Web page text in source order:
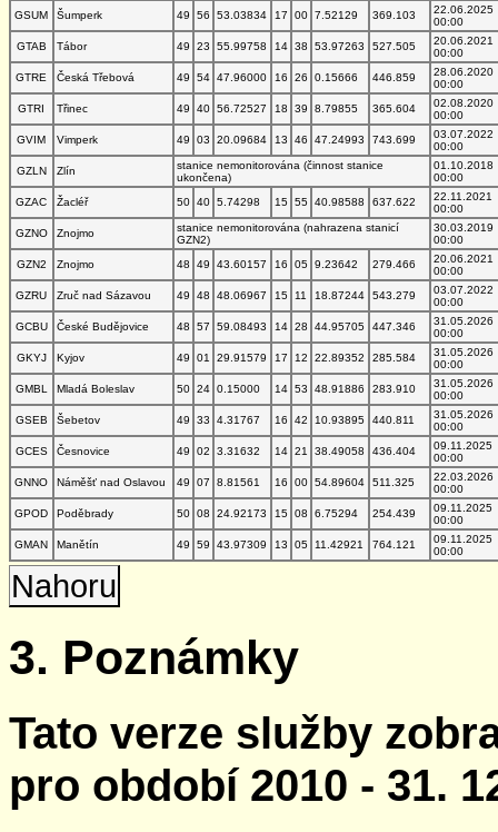
GSUM
Šumperk 49 56 53.03834 17 00 7.52129 369.103
22.06.2025
00:00
GTAB
Tábor 49 23 55.99758 14 38 53.97263 527.505
20.06.2021
00:00
GTRE
Česká Třebová 49 54 47.96000 16 26 0.15666 446.859
28.06.2020
00:00
GTRI
Třinec 49 40 56.72527 18 39 8.79855 365.604
02.08.2020
00:00
GVIM
Vimperk 49 03 20.09684 13 46 47.24993 743.699
03.07.2022
00:00
GZLN
Zlín
stanice nemonitorována (činnost stanice
ukončena)
01.10.2018
00:00
GZAC
Žacléř 50 40 5.74298 15 55 40.98588 637.622
22.11.2021
00:00
GZNO
Znojmo
stanice nemonitorována (nahrazena stanicí
GZN2)
30.03.2019
00:00
GZN2
Znojmo 48 49 43.60157 16 05 9.23642 279.466
20.06.2021
00:00
GZRU
Zruč nad Sázavou 49 48 48.06967 15 11 18.87244 543.279
03.07.2022
00:00
GCBU
České Budějovice 48 57 59.08493 14 28 44.95705 447.346
31.05.2026
00:00
GKYJ
Kyjov 49 01 29.91579 17 12 22.89352 285.584
31.05.2026
00:00
GMBL
Mladá Boleslav 50 24 0.15000 14 53 48.91886 283.910
31.05.2026
00:00
GSEB
Šebetov 49 33 4.31767 16 42 10.93895 440.811
31.05.2026
00:00
GCES
Česnovice 49 02 3.31632 14 21 38.49058 436.404
09.11.2025
00:00
GNNO
Náměšť nad Oslavou 49 07 8.81561 16 00 54.89604 511.325
22.03.2026
00:00
GPOD
Poděbrady 50 08 24.92173 15 08 6.75294 254.439
09.11.2025
00:00
GMAN
Manětín 49 59 43.97309 13 05 11.42921 764.121
09.11.2025
00:00
Nahoru
3. Poznámky
Tato verze služby
pro období 2010 - 31.